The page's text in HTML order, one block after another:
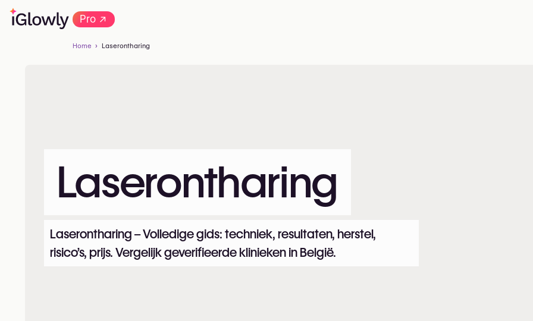
Pro→
Home Laserontharing
Laserontharing
Laserontharing – Volledige gids: techniek, resultaten, herstel,
risico’s, prijs. Vergelijk geverifieerde klinieken in België.